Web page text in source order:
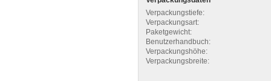
Verpackungstiefe:
Verpackungsart:
Paketgewicht:
Benutzerhandbuch:
Verpackungshöhe:
Verpackungsbreite: